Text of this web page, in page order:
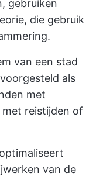
gebruiken
die gebruik
van een stad
als
met
reistijden of
van de